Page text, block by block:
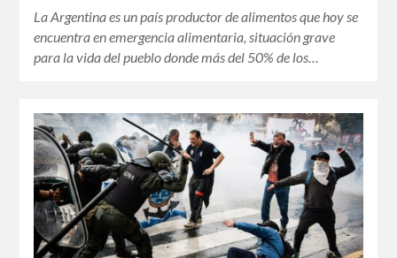
La Argentina es un país productor de alimentos que hoy se
encuentra en emergencia alimentaria, situación grave
para la vida del pueblo donde más del 50% de los…